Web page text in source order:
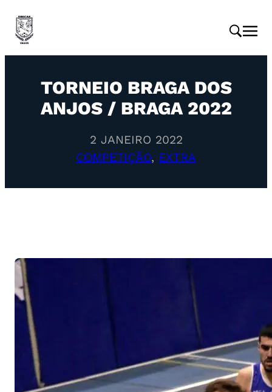
TORNEIO BRAGA DOS
ANJOS / BRAGA 2022
2 JANEIRO 2022
COMPETIÇÃO, EXTRA